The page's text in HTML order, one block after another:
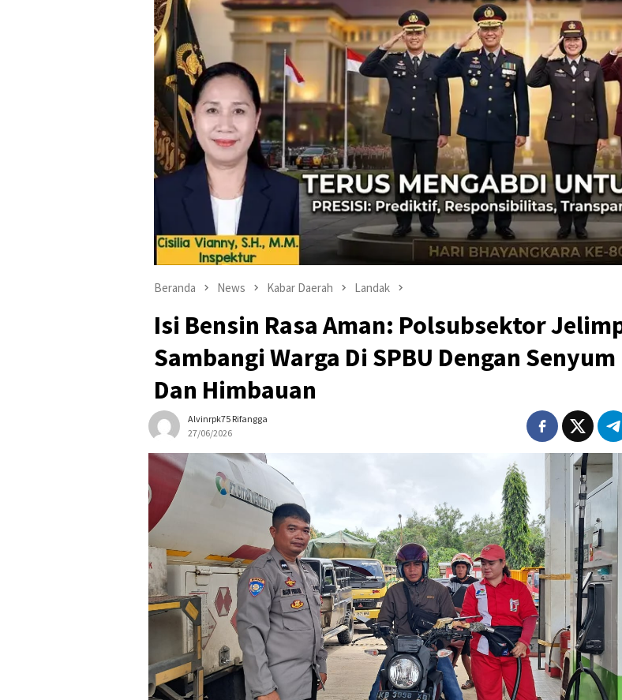
Beranda News Kabar Daerah Landak
Isi Bensin Rasa Aman: Polsubsektor
Sambangi Warga Di SPBU Dengan Senyum
Dan Himbauan
Alvinrpk75 Rifangga
27/06/2026